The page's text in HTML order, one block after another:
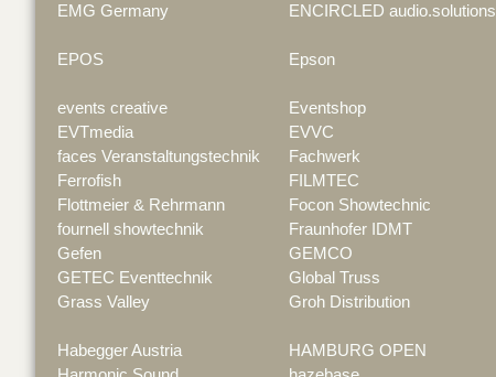
EMG Germany
ENCIRCLED audio.solutions
EPOS
Epson
events creative
Eventshop
EVTmedia
EVVC
faces Veranstaltungstechnik
Fachwerk
Ferrofish
FILMTEC
Flottmeier & Rehrmann
Focon Showtechnic
fournell showtechnik
Fraunhofer IDMT
Gefen
GEMCO
GETEC Eventtechnik
Global Truss
Grass Valley
Groh Distribution
Habegger Austria
HAMBURG OPEN